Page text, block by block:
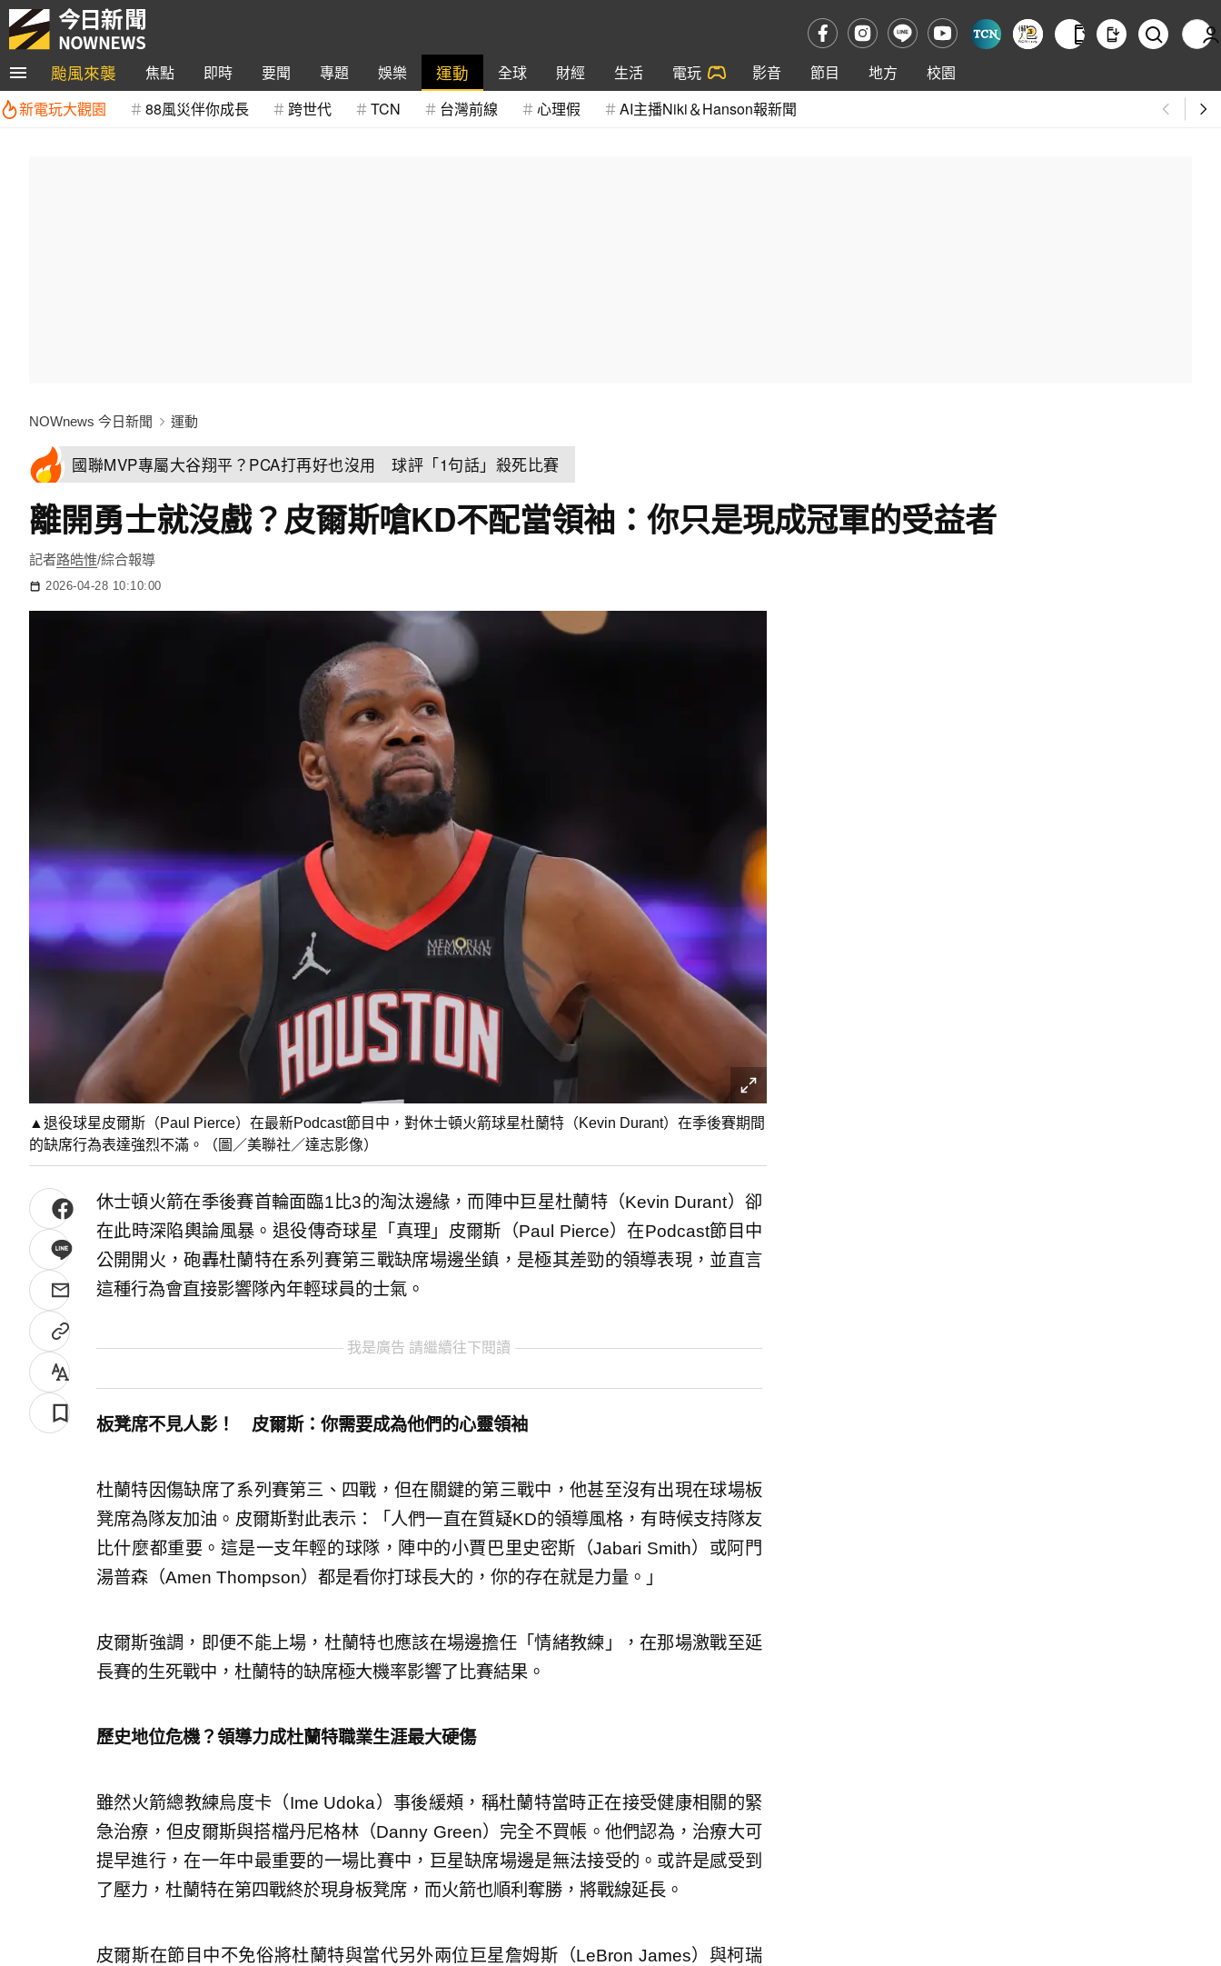
颱風來襲 焦點 即時 要聞 專題 娛樂 運動 全球 財經 生活 電玩 影音 節目 地方
校園
新電玩大觀園
88風災伴你成長 跨世代 TCN 台灣前線 心理假 AI主播Niki＆Hanson報新聞
NOWnews 今日新聞 運動
國聯MVP專屬大谷翔平？PCA打再好也沒用 球評「1句話」殺死比賽
離開勇士就沒戲？皮爾斯嗆KD不配當領袖：你只是現成冠軍的受益者
記者路皓惟/綜合報導
2026-04-28 10:10:00
▲退役球星皮爾斯（Paul Pierce）在最新Podcast節目中，對休士頓火箭球星杜蘭特（Kevin Durant）在季後賽期間
的缺席行為表達強烈不滿。（圖／美聯社／達志影像）
休士頓火箭在季後賽首輪面臨1比3的淘汰邊緣，而陣中巨星杜蘭特（Kevin Durant）卻
在此時深陷輿論風暴。退役傳奇球星「真理」皮爾斯（Paul Pierce）在Podcast節目中
公開開火，砲轟杜蘭特在系列賽第三戰缺席場邊坐鎮，是極其差勁的領導表現，並直言
這種行為會直接影響隊內年輕球員的士氣。
我是廣告 請繼續往下閱讀
板凳席不見人影！ 皮爾斯：你需要成為他們的心靈領袖
杜蘭特因傷缺席了系列賽第三、四戰，但在關鍵的第三戰中，他甚至沒有出現在球場板
凳席為隊友加油。皮爾斯對此表示：「人們一直在質疑KD的領導風格，有時候支持隊友
比什麼都重要。這是一支年輕的球隊，陣中的小賈巴里史密斯（Jabari Smith）或阿門
湯普森（Amen Thompson）都是看你打球長大的，你的存在就是力量。」
皮爾斯強調，即便不能上場，杜蘭特也應該在場邊擔任「情緒教練」，在那場激戰至延
長賽的生死戰中，杜蘭特的缺席極大機率影響了比賽結果。
歷史地位危機？領導力成杜蘭特職業生涯最大硬傷
雖然火箭總教練烏度卡（Ime Udoka）事後緩頰，稱杜蘭特當時正在接受健康相關的緊
急治療，但皮爾斯與搭檔丹尼格林（Danny Green）完全不買帳。他們認為，治療大可
提早進行，在一年中最重要的一場比賽中，巨星缺席場邊是無法接受的。或許是感受到
了壓力，杜蘭特在第四戰終於現身板凳席，而火箭也順利奪勝，將戰線延長。
皮爾斯在節目中不免俗將杜蘭特與當代另外兩位巨星詹姆斯（LeBron James）與柯瑞